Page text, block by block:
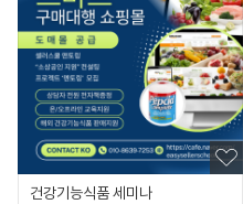
건강기능식품 세미나